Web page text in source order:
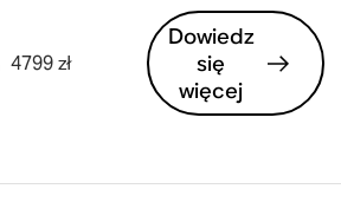
4799 zł
Dowiedz
się
więcej